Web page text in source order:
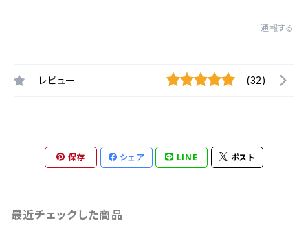
通報する
レビュー (32)
保存 シェア LINE ポスト
最近チェックした商品